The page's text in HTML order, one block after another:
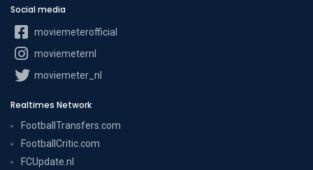
Social media
moviemeterofficial
moviemeternl
moviemeter_nl
Realtimes Network
FootballTransfers.com
FootballCritic.com
FCUpdate.nl